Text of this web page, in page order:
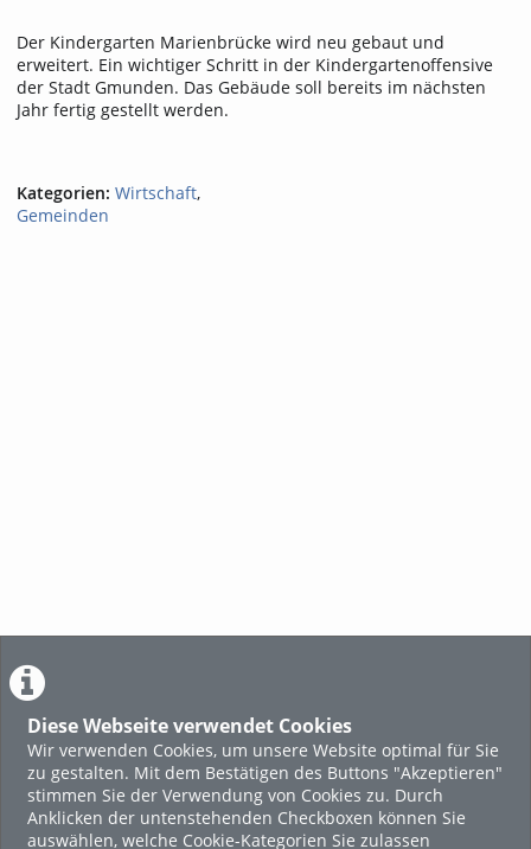
Diese Webseite verwendet Cookies
Wir verwenden Cookies, um unsere Website optimal für Sie
zu gestalten. Mit dem Bestätigen des Buttons "Akzeptieren"
stimmen Sie der Verwendung von Cookies zu. Durch
Anklicken der untenstehenden Checkboxen können Sie
auswählen, welche Cookie-Kategorien Sie zulassen
Der Kindergarten Marienbrücke wird neu gebaut und
erweitert. Ein wichtiger Schritt in der Kindergartenoffensive
der Stadt Gmunden. Das Gebäude soll bereits im nächsten
Jahr fertig gestellt werden.
Kategorien: Wirtschaft,
Gemeinden